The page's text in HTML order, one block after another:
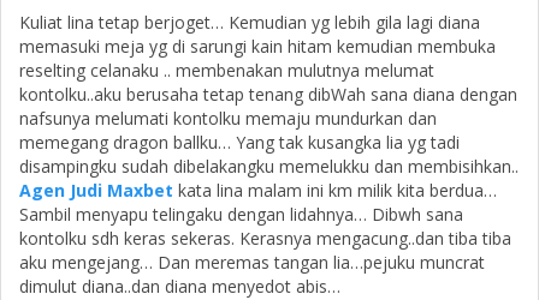
Kuliat lina tetap berjoget… Kemudian yg lebih gila lagi diana
memasuki meja yg di sarungi kain hitam kemudian membuka
reselting celanaku .. membenakan mulutnya melumat
kontolku..aku berusaha tetap tenang dibWah sana diana dengan
nafsunya melumati kontolku memaju mundurkan dan
memegang dragon ballku… Yang tak kusangka lia yg tadi
disampingku sudah dibelakangku memelukku dan membisihkan..
Agen Judi Maxbet kata lina malam ini km milik kita berdua…
Sambil menyapu telingaku dengan lidahnya… Dibwh sana
kontolku sdh keras sekeras. Kerasnya mengacung..dan tiba tiba
aku mengejang… Dan meremas tangan lia…pejuku muncrat
dimulut diana..dan diana menyedot abis…